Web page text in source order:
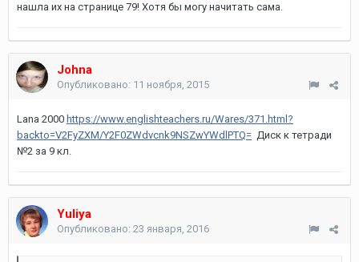
нашла их на странице 79! Хотя бы могу начитать сама.
Johna
Опубликовано: 11 ноября, 2015
Lana 2000 https://www.englishteachers.ru/Wares/371.html?
backto=V2FyZXM/Y2F0ZWdvcnk9NSZwYWdlPTQ= Диск к тетради
№2 за 9 кл.
Yuliya
Опубликовано: 23 января, 2016